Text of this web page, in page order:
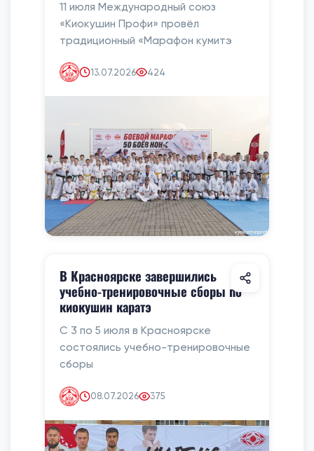
11 июля Международный союз
«Киокушин Профи» провёл
традиционный «Марафон кумитэ
13.07.2026 424
В Красноярске завершились
учебно-тренировочные сборы по
киокушин каратэ
С 3 по 5 июля в Красноярске
состоялись учебно-тренировочные
сборы
08.07.2026 375